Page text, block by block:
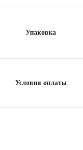
Упаковка
Условия оплаты